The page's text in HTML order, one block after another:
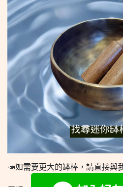
📣如需要更大的缽棒，請直接與